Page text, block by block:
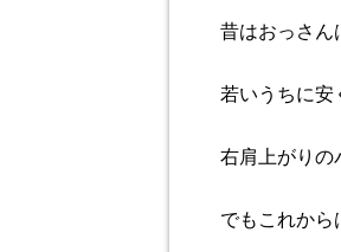
昔はおっさん
若いうちに安
右肩上がりの
でもこれから